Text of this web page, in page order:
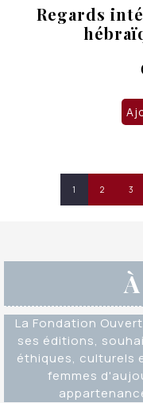
Regards
1 2 3
La Fondation
ses éditions,
éthiques, culturels
femmes